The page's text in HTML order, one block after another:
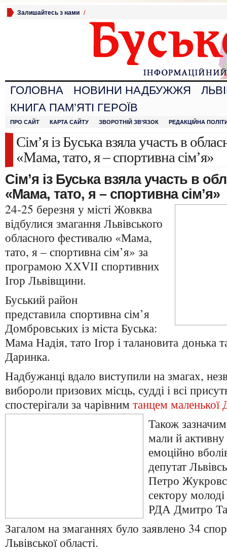
Залишайтесь з нами /
ГОЛОВНА НОВИНИ НАДБУЖЖЯ
КНИГА ПАМ’ЯТІ ГЕРОЇВ
ПРО САЙТ КАРТА САЙТУ ЗВОРОТНІЙ ЗВ’ЯЗОК РЕДАКЦІЙНА
Сім’я із Буська взяла участь в
«Мама, тато, я – спортивна сім’я»
Сім’я із Буська взяла участь в
«Мама, тато, я – спортивнасім’я»
24-25 березня у місті Жовква
відбулися змагання Львівського
обласного фестивалю «Мама,
тато, я – спортивна сім’я» за
програмою ХХVІІ спортивних
Ігор Львівщини.
Буський район
представила спортивна сім’я
Домбровських із міста Буська:
Мама Надія, тато Ігор і талановита донька
Даринка.
Надбужанці вдало виступили на змагах,
вибороли призових місць, судді і всі
спостерігали за чарівним танцем маленької
Також
мали й
емоційно
депутат
Петро
сектору
РДА Дмитро
Загалом на змаганнях було заявлено 34
Львівської області.